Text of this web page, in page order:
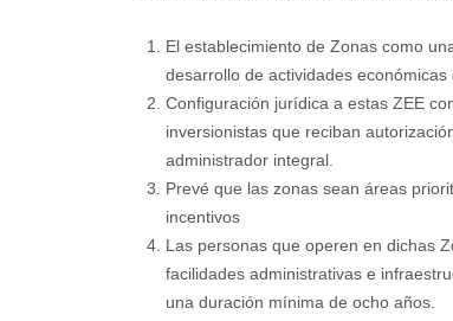
El establecimiento de Zonas como
desarrollo de actividades
Configuración jurídica a estas ZEE
inversionistas que reciban
administrador integral.
Prevé que las zonas sean áreas
incentivos
Las personas que operen en dichas
facilidades administrativas e
una duración mínima de ocho años.